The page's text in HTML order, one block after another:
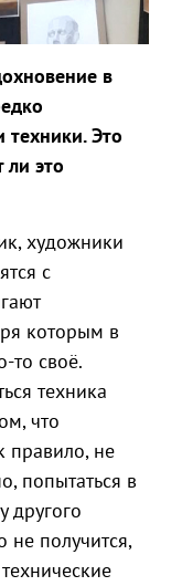
в
Это
это
художники
с
которым в
то своё.
техника
что
правило, не
попытаться в
другого
не получится,